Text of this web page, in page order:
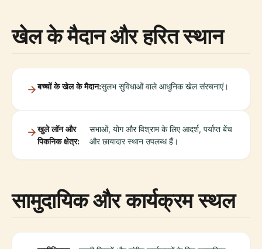
खेल के मैदान और हरित स्थान
बच्चों के खेल के मैदान:सुलभ सुविधाओं वाले आधुनिक खेल संरचनाएं।
खुले लॉन और
पिकनिक क्षेत्र:
सभाओं, योग और विश्राम के लिए आदर्श, पर्याप्त बेंच
और छायादार स्थान उपलब्ध हैं।
सामुदायिक और कार्यक्रम स्थल